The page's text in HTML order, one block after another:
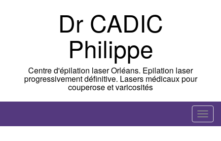
Dr CADIC
Philippe
Centre d'épilation laser Orléans. Epilation laser
progressivement définitive. Lasers médicaux pour
couperose et varicosités
T
o